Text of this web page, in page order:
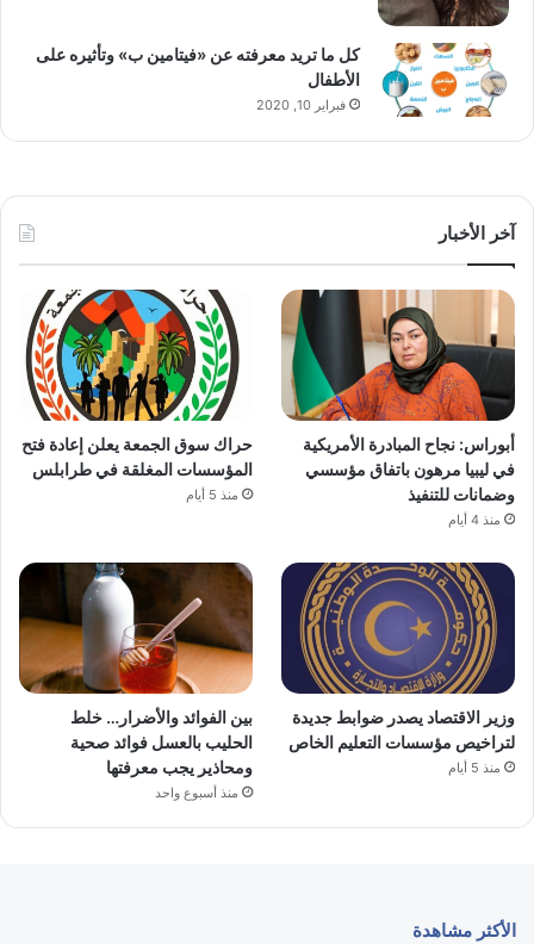
كل ما تريد معرفته عن «فيتامين ب» وتأثيره على
الأطفال
فبراير 10, 2020
آخر الأخبار
أبوراس: نجاح المبادرة الأمريكية
في ليبيا مرهون باتفاق مؤسسي
وضمانات للتنفيذ
منذ 4 أيام
حراك سوق الجمعة يعلن إعادة فتح
المؤسسات المغلقة في طرابلس
منذ 5 أيام
وزير الاقتصاد يصدر ضوابط جديدة
لتراخيص مؤسسات التعليم الخاص
منذ 5 أيام
بين الفوائد والأضرار… خلط
الحليب بالعسل فوائد صحية
ومحاذير يجب معرفتها
منذ أسبوع واحد
الأكثر مشاهدة